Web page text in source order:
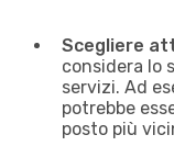
Scegliere
considera lo
servizi. Ad
potrebbe
posto più